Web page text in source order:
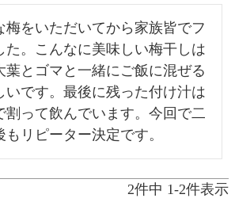
梅をいただいてから家族皆でフ
た。こんなに美味しい梅干しは
葉とゴマと一緒にご飯に混ぜる
いです。最後に残った付け汁は
割って飲んでいます。今回で二
リピーター決定です。
2件中 1-2件表示